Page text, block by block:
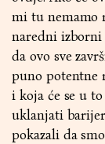
mi tu nemamo
naredni
da ovo sve
puno potentne
i koja će se u
uklanjati
pokazali da